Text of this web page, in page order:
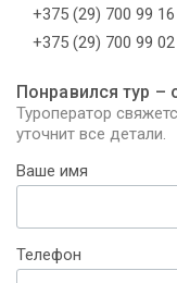
+375 (29) 700 99 16
+375 (29) 700 99 02
Понравился тур –
Туроператор
уточнит все детали.
Ваше имя
Телефон